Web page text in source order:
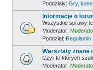
Poddziały: Gry,
Informacje o
Wszystkie sprawy
Moderator:
Poddział:
Warsztaty znane
Czyli te których
Moderator: